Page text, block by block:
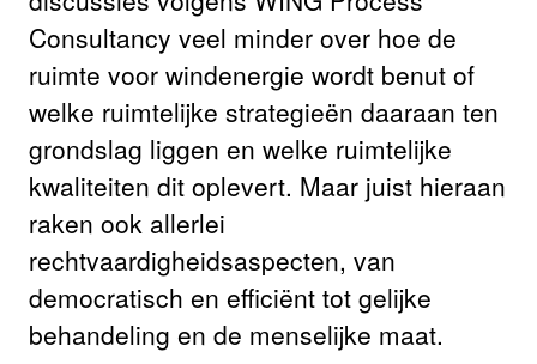
Consultancy veel minder over hoe de
ruimte voor windenergie wordt benut of
welke ruimtelijke strategieën daaraan ten
grondslag liggen en welke ruimtelijke
kwaliteiten dit oplevert. Maar juist hieraan
raken ook allerlei
rechtvaardigheidsaspecten, van
democratisch en efficiënt tot gelijke
behandeling en de menselijke maat.